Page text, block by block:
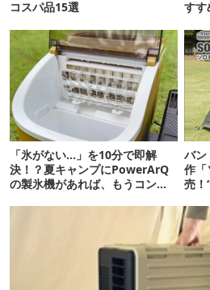
コスパ品15選
すす
「氷がない…」を10分で即解
決！？夏キャンプにPowerArQ
の製氷機があれば、もうコンビ
バン
作「
売！